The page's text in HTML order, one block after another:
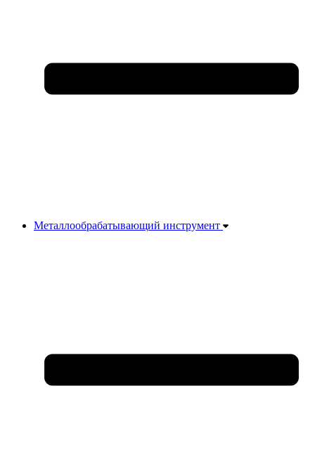
Металлообрабатывающий инструмент